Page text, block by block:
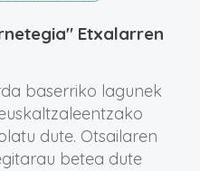
Etxalarren
baserriko lagunek
dute. Otsailaren
betea dute